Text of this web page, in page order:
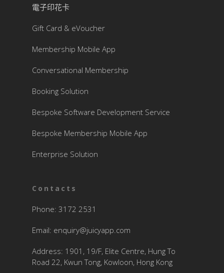
電子印花卡
Gift Card & eVoucher
Membership Mobile App
Conversational Membership
Booking Solution
Bespoke Software Development Service
Bespoke Membership Mobile App
Enterprise Solution
Contacts
Phone: 3172 2531
Email: enquiry@juicyapp.com
Address: 1901, 19/F, Elite Centre, Hung To
Road 22, Kwun Tong, Kowloon, Hong Kong